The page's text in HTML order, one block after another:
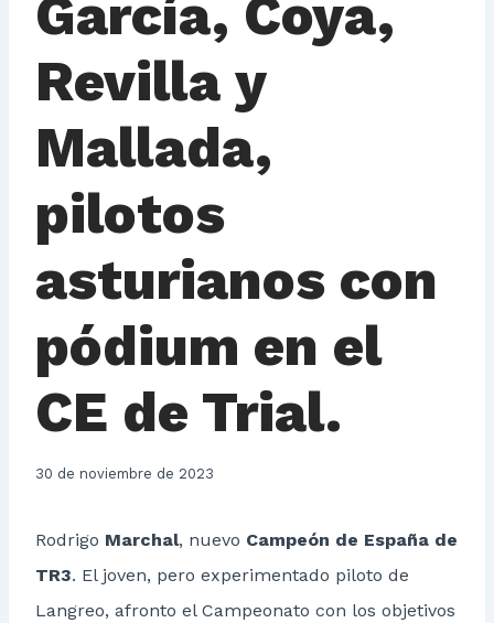
García, Coya,
Revilla y
Mallada,
pilotos
asturianos con
pódium en el
CE de Trial.
30 de noviembre de 2023
Rodrigo Marchal, nuevo Campeón de España de
TR3. El joven, pero experimentado piloto de
Langreo, afronto el Campeonato con los objetivos